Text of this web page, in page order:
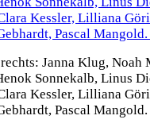
Janna Klug, Noah
Sonnekalb, Linus
Kessler, Lilliana
Pascal